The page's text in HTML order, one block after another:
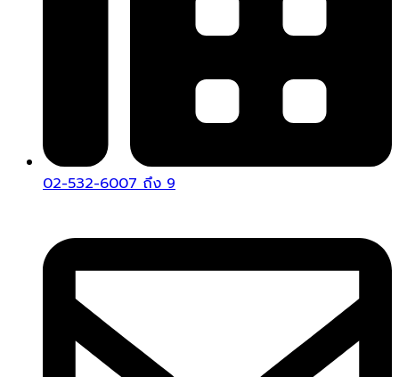
02-532-6007 ถึง 9